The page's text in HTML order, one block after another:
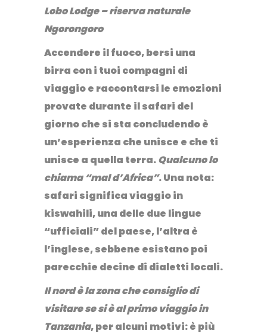
Lobo Lodge – riserva naturale
Ngorongoro
Accendere il fuoco, bersi una
birra con i tuoi compagni di
viaggio e raccontarsi le emozioni
provate durante il safari del
giorno che si sta concludendo è
un’esperienza che unisce e che ti
unisce a quella terra.Qualcuno lo
chiama “mal d’Africa”. Una nota:
safari significa viaggio in
kiswahili, una delle due lingue
“ufficiali” del paese, l’altra è
l’inglese, sebbene esistano poi
parecchie decine di dialetti locali.
Il nord è la zona che consiglio di
visitare se si è al primo viaggio in
Tanzania, per alcuni motivi: è più